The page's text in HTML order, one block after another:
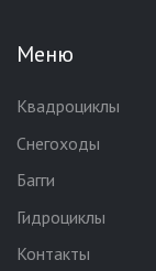
Меню
Квадроциклы
Снегоходы
Багги
Гидроциклы
Контакты